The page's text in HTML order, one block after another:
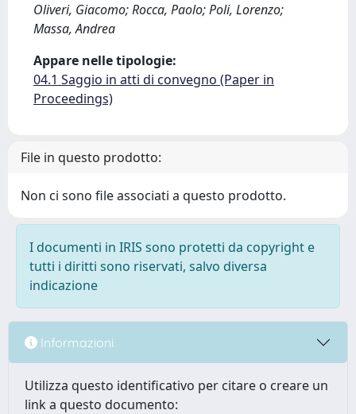
Oliveri, Giacomo; Rocca, Paolo; Poli, Lorenzo;
Massa, Andrea
Appare nelle tipologie:
04.1 Saggio in atti di convegno (Paper in
Proceedings)
File in questo prodotto:
Non ci sono file associati a questo prodotto.
I documenti in IRIS sono protetti da copyright e
tutti i diritti sono riservati, salvo diversa
indicazione
Informazioni
Utilizza questo identificativo per citare o creare un
link a questo documento: